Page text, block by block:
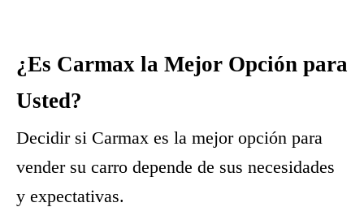
¿Es Carmax la Mejor Opción para
Usted?
Decidir si Carmax es la mejor opción para
vender su carro depende de sus necesidades
y expectativas.